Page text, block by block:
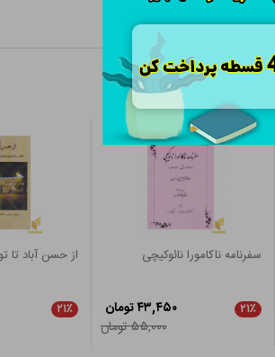
سفرنامه ناکامورا نائوکیچی
۲۱٪
۴۳,۴۵۰ تومان
۵۵,۰۰۰ تومان
از حسن آباد تا
۲۱٪